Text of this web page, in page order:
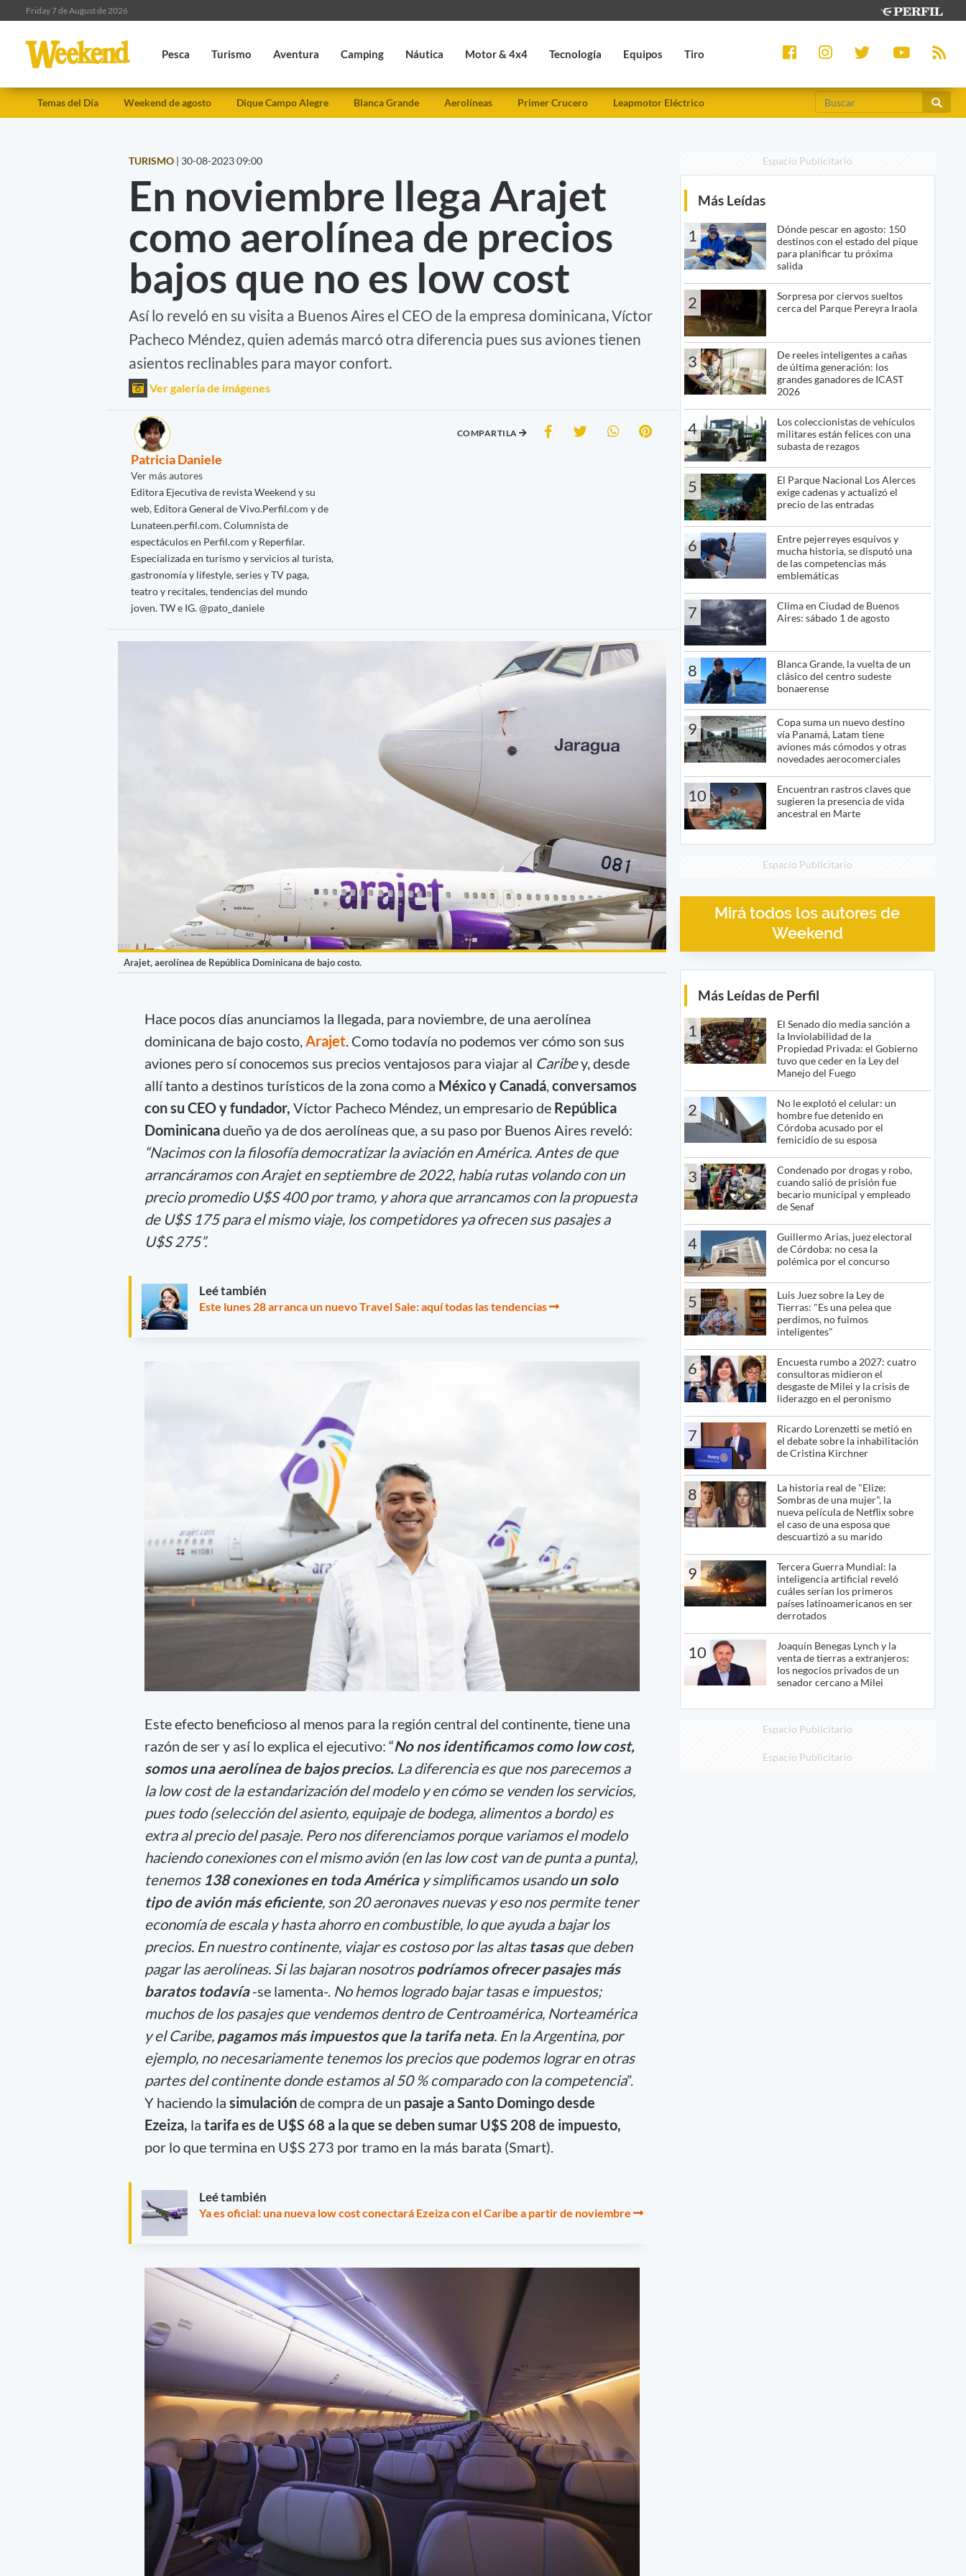
Friday 7 de August de 2026
Pesca Turismo Aventura Camping Náutica Motor & 4x4 Tecnología Equipos Tiro
Temas del Día Weekend de agosto Dique Campo Alegre Blanca Grande Aerolíneas Primer Crucero Leapmotor Eléctrico
TURISMO | 30-08-2023 09:00
En noviembre llega Arajet
como aerolínea de precios
bajos que no es low cost
Así lo reveló en su visita a Buenos Aires el CEO de la empresa dominicana, Víctor
Pacheco Méndez, quien además marcó otra diferencia pues sus aviones tienen
asientos reclinables para mayor confort.
Ver galería de imágenes
Patricia Daniele
Ver más autores
Editora Ejecutiva de revista Weekend y su
web, Editora General de Vivo.Perfil.com y de
Lunateen.perfil.com. Columnista de
espectáculos en Perfil.com y Reperfilar.
Especializada en turismo y servicios al turista,
gastronomía y lifestyle, series y TV paga,
teatro y recitales, tendencias del mundo
joven. TW e IG. @pato_daniele
COMPARTILA
Arajet, aerolínea de República Dominicana de bajo costo.
Hace pocos días anunciamos la llegada, para noviembre, de una aerolínea
dominicana de bajo costo, Arajet. Como todavía no podemos ver cómo son sus
aviones pero sí conocemos sus precios ventajosos para viajar al Caribey, desde
allí tanto a destinos turísticos de la zona como a México y Canadá, conversamos
con su CEO y fundador, Víctor Pacheco Méndez, un empresario de República
Dominicanadueño ya de dos aerolíneas que, a su paso por Buenos Aires reveló:
“Nacimos con la filosofía democratizar la aviación en América. Antes de que
arrancáramos con Arajet en septiembre de 2022, había rutas volando con un
precio promedio U$S 400 por tramo, y ahora que arrancamos con la propuesta
de U$S 175 para el mismo viaje, los competidores ya ofrecen sus pasajes a
U$S 275”.
Leé también
Este lunes 28 arranca un nuevo Travel Sale: aquí todas las tendencias
Este efecto beneficioso al menos para la región central del continente, tiene una
razón de ser y así lo explica el ejecutivo: “No nos identificamos como low cost,
somos una aerolínea de bajos precios. La diferencia es que nos parecemos a
la low cost de la estandarización del modelo y en cómo se venden los servicios,
pues todo (selección del asiento, equipaje de bodega, alimentos a bordo) es
extra al precio del pasaje. Pero nos diferenciamos porque variamos el modelo
haciendo conexiones con el mismo avión (en las low cost van de punta a punta),
tenemos 138 conexiones en toda América y simplificamos usando un solo
tipo de avión más eficiente, son 20 aeronaves nuevas y eso nos permite tener
economía de escala y hasta ahorro en combustible, lo que ayuda a bajar los
precios. En nuestro continente, viajar es costoso por las altas tasasque deben
pagar las aerolíneas. Si las bajaran nosotrospodríamos ofrecer pasajes más
baratos todavía -se lamenta-.No hemos logrado bajar tasas e impuestos;
muchos de los pasajes que vendemos dentro de Centroamérica, Norteamérica
y el Caribe, pagamos más impuestos que la tarifa neta. En la Argentina, por
ejemplo, no necesariamente tenemos los precios que podemos lograr en otras
partes del continente donde estamos al 50 % comparado con la competencia”.
Y haciendo la simulaciónde compra de un pasaje a Santo Domingo desde
Ezeiza, la tarifa es de U$S 68 a la que se deben sumar U$S 208 de impuesto,
por lo que termina en U$S 273 por tramo en la más barata (Smart).
Leé también
Ya es oficial: una nueva low cost conectará Ezeiza con el Caribe a partir de noviembre
Espacio Publicitario
Más Leídas
1
Dónde pescar en agosto: 150
destinos con el estado del pique
para planificar tu próxima
salida
2
Sorpresa por ciervos sueltos
cerca del Parque Pereyra Iraola
3
De reeles inteligentes a cañas
de última generación: los
grandes ganadores de ICAST
2026
4
Los coleccionistas de vehículos
militares están felices con una
subasta de rezagos
5
El Parque Nacional Los Alerces
exige cadenas y actualizó el
precio de las entradas
6
Entre pejerreyes esquivos y
mucha historia, se disputó una
de las competencias más
emblemáticas
7
Clima en Ciudad de Buenos
Aires: sábado 1 de agosto
8
Blanca Grande, la vuelta de un
clásico del centro sudeste
bonaerense
9
Copa suma un nuevo destino
vía Panamá, Latam tiene
aviones más cómodos y otras
novedades aerocomerciales
10
Encuentran rastros claves que
sugieren la presencia de vida
ancestral en Marte
Espacio Publicitario
Mirá todos los autores de
Weekend
Más Leídas de Perfil
1
El Senado dio media sanción a
la Inviolabilidad de la
Propiedad Privada: el Gobierno
tuvo que ceder en la Ley del
Manejo del Fuego
2
No le explotó el celular: un
hombre fue detenido en
Córdoba acusado por el
femicidio de su esposa
3
Condenado por drogas y robo,
cuando salió de prisión fue
becario municipal y empleado
de Senaf
4
Guillermo Arias, juez electoral
de Córdoba: no cesa la
polémica por el concurso
5
Luis Juez sobre la Ley de
Tierras: "Es una pelea que
perdimos, no fuimos
inteligentes"
6
Encuesta rumbo a 2027: cuatro
consultoras midieron el
desgaste de Milei y la crisis de
liderazgo en el peronismo
7
Ricardo Lorenzetti se metió en
el debate sobre la inhabilitación
de Cristina Kirchner
8
La historia real de "Elize:
Sombras de una mujer", la
nueva película de Netflix sobre
el caso de una esposa que
descuartizó a su marido
9
Tercera Guerra Mundial: la
inteligencia artificial reveló
cuáles serían los primeros
países latinoamericanos en ser
derrotados
10
Joaquín Benegas Lynch y la
venta de tierras a extranjeros:
los negocios privados de un
senador cercano a Milei
Espacio Publicitario
Espacio Publicitario